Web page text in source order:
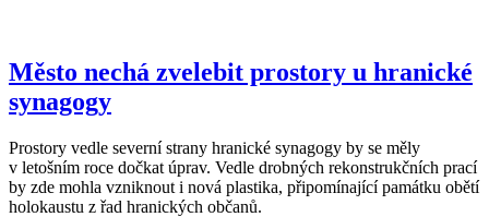
Město nechá zvelebit prostory u hranické
synagogy
Prostory vedle severní strany hranické synagogy by se měly
v letošním roce dočkat úprav. Vedle drobných rekonstrukčních prací
by zde mohla vzniknout i nová plastika, připomínající památku obětí
holokaustu z řad hranických občanů.